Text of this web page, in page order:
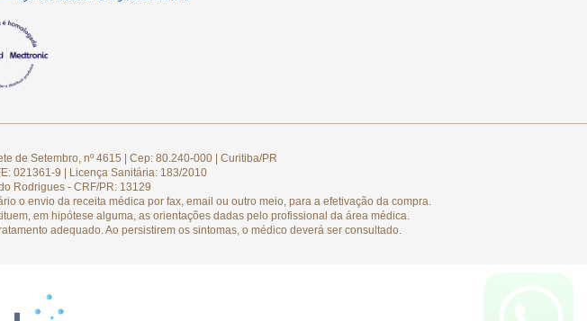
de Setembro, nº 4615 | Cep: 80.240-000 | Curitiba/PR
021361-9 | Licença Sanitária: 183/2010
Rodrigues - CRF/PR: 13129
o envio da receita médica por fax, email ou outro meio, para a efetivação da compra.
em hipótese alguma, as orientações dadas pelo profissional da área médica.
adequado. Ao persistirem os sintomas, o médico deverá ser consultado.